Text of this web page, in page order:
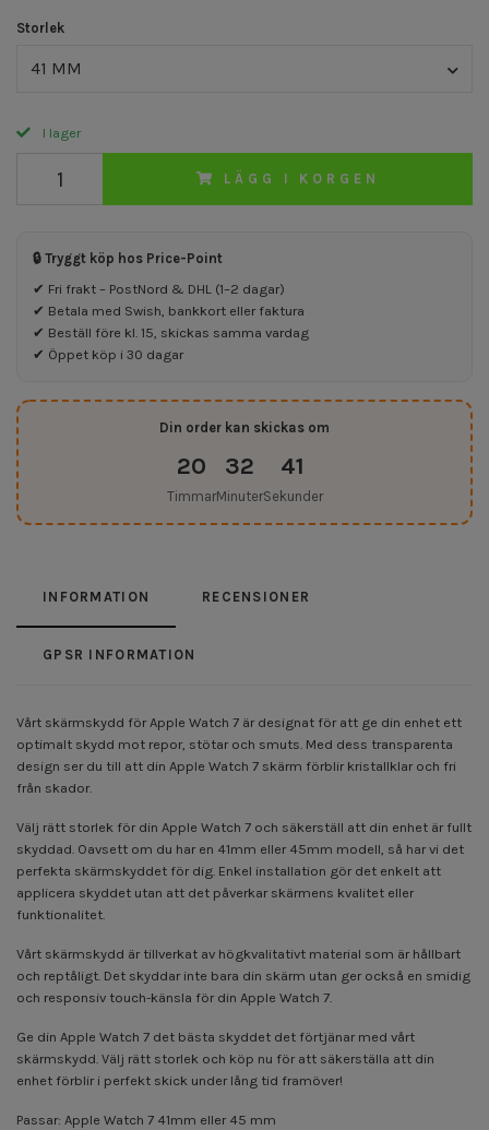
Storlek
41 MM
I lager
LÄGG I KORGEN
🔒 Tryggt köp hos Price-Point
✔ Fri frakt – PostNord & DHL (1–2 dagar)
✔ Betala med Swish, bankkort eller faktura
✔ Beställ före kl. 15, skickas samma vardag
✔ Öppet köp i 30 dagar
Din order kan skickas om
20
Timmar
32
Minuter
40
Sekunder
INFORMATION RECENSIONER
GPSR INFORMATION
Vårt skärmskydd för Apple Watch 7 är designat för att ge din enhet ett
optimalt skydd mot repor, stötar och smuts. Med dess transparenta
design ser du till att din Apple Watch 7 skärm förblir kristallklar och fri
från skador.
Välj rätt storlek för din Apple Watch 7 och säkerställ att din enhet är fullt
skyddad. Oavsett om du har en 41mm eller 45mm modell, så har vi det
perfekta skärmskyddet för dig. Enkel installation gör det enkelt att
applicera skyddet utan att det påverkar skärmens kvalitet eller
funktionalitet.
Vårt skärmskydd är tillverkat av högkvalitativt material som är hållbart
och reptåligt. Det skyddar inte bara din skärm utan ger också en smidig
och responsiv touch-känsla för din Apple Watch 7.
Ge din Apple Watch 7 det bästa skyddet det förtjänar med vårt
skärmskydd. Välj rätt storlek och köp nu för att säkerställa att din
enhet förblir i perfekt skick under lång tid framöver!
Passar: Apple Watch 7 41mm eller 45 mm